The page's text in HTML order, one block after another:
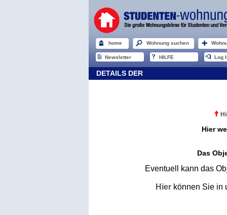
home Wohnung suchen
Newsletter HILFE Log
DETAILS DER
Hier
Das
Eventuell kann das
Hier können Sie in